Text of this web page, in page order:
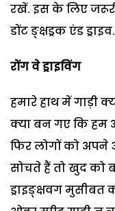
रखें. इस के लिए
डोंट ङ्क्षड्रक एंड ड्राइव.
रोंग वे ड्राइविंग
हमारे हाथ में गाड़ी
क्या बन गए कि हम
फिर लोगों को
सोचते हैं तो खुद को
ड्राइङ्क्षवग